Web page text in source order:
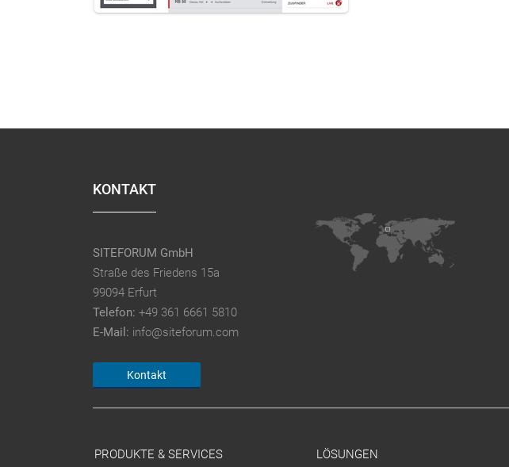
KONTAKT
SITEFORUM GmbH
Straße des Friedens 15a
99094 Erfurt
Telefon: +49 361 6661 5810
E-Mail: info@siteforum.com
Kontakt
PRODUKTE & SERVICES LÖSUNGEN